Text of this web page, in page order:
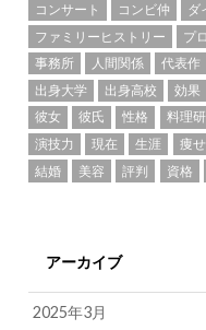
コンサート
コンビ仲
ダ
ファミリーヒストリー
プ
事務所
人間関係 代表作
出身大学
出身高校 効果
彼女
彼氏 性格 料理
演技力
現在 生涯 痩
結婚
美容 評判 資格
アーカイブ
2025年3月